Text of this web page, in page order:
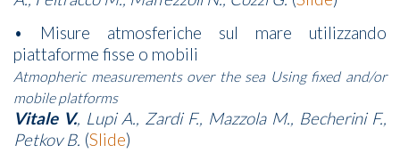
• Misure atmosferiche sul mare utilizzando
piattaforme fisse o mobili
Atmopheric measurements over the sea Using fixed and/or
mobile platforms
Vitale V., Lupi A., Zardi F., Mazzola M., Becherini F.,
Petkov B. (Slide)